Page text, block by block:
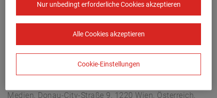
Medien, Donau-City-Straße 9, 1220 Wien, Österreich,
Nur unbedingt erforderliche Cookies akzeptieren
Alle Cookies akzeptieren
Cookie-Einstellungen